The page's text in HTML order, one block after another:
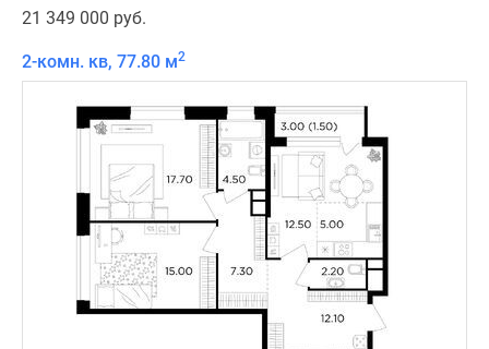
21 349 000 руб.
2-комн. кв, 77.80 м2